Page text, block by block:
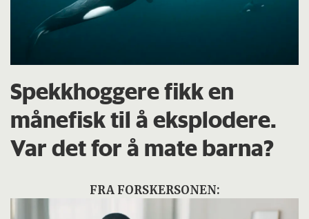
Spekkhoggere fikk en
månefisk til å eksplodere.
Var det for å mate barna?
FRA FORSKERSONEN: